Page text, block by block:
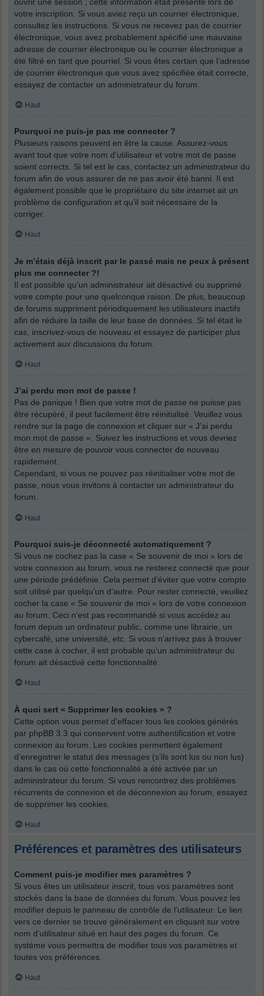
votre inscription. Si vous aviez reçu un courrier électronique,
consultez les instructions. Si vous ne recevez pas de courrier
électronique, vous avez probablement spécifié une mauvaise
adresse de courrier électronique ou le courrier électronique a
été filtré en tant que pourriel. Si vous êtes certain que l’adresse
de courrier électronique que vous avez spécifiée était correcte,
essayez de contacter un administrateur du forum.
Haut
Pourquoi ne puis-je pas me connecter ?
Plusieurs raisons peuvent en être la cause. Assurez-vous
avant tout que votre nom d’utilisateur et votre mot de passe
soient corrects. Si tel est le cas, contactez un administrateur du
forum afin de vous assurer de ne pas avoir été banni. Il est
également possible que le propriétaire du site internet ait un
problème de configuration et qu’il soit nécessaire de la
corriger.
Haut
Je m’étais déjà inscrit par le passé mais ne peux à présent
plus me connecter ?!
Il est possible qu’un administrateur ait désactivé ou supprimé
votre compte pour une quelconque raison. De plus, beaucoup
de forums suppriment périodiquement les utilisateurs inactifs
afin de réduire la taille de leur base de données. Si tel était le
cas, inscrivez-vous de nouveau et essayez de participer plus
activement aux discussions du forum.
Haut
J’ai perdu mon mot de passe !
Pas de panique ! Bien que votre mot de passe ne puisse pas
être récupéré, il peut facilement être réinitialisé. Veuillez vous
rendre sur la page de connexion et cliquer sur « J’ai perdu
mon mot de passe ». Suivez les instructions et vous devriez
être en mesure de pouvoir vous connecter de nouveau
rapidement.
Cependant, si vous ne pouvez pas réinitialiser votre mot de
passe, nous vous invitons à contacter un administrateur du
forum.
Haut
Pourquoi suis-je déconnecté automatiquement ?
Si vous ne cochez pas la case « Se souvenir de moi » lors de
votre connexion au forum, vous ne resterez connecté que pour
une période prédéfinie. Cela permet d’éviter que votre compte
soit utilisé par quelqu’un d’autre. Pour rester connecté, veuillez
cocher la case « Se souvenir de moi » lors de votre connexion
au forum. Ceci n’est pas recommandé si vous accédez au
forum depuis un ordinateur public, comme une librairie, un
cybercafé, une université, etc. Si vous n’arrivez pas à trouver
cette case à cocher, il est probable qu’un administrateur du
forum ait désactivé cette fonctionnalité.
Haut
À quoi sert « Supprimer les cookies » ?
Cette option vous permet d’effacer tous les cookies générés
par phpBB 3.3 qui conservent votre authentification et votre
connexion au forum. Les cookies permettent également
d’enregistrer le statut des messages (s’ils sont lus ou non lus)
dans le cas où cette fonctionnalité a été activée par un
administrateur du forum. Si vous rencontrez des problèmes
récurrents de connexion et de déconnexion au forum, essayez
de supprimer les cookies.
Haut
Préférences et paramètres des utilisateurs
Comment puis-je modifier mes paramètres ?
Si vous êtes un utilisateur inscrit, tous vos paramètres sont
stockés dans la base de données du forum. Vous pouvez les
modifier depuis le panneau de contrôle de l’utilisateur. Le lien
vers ce dernier se trouve généralement en cliquant sur votre
nom d’utilisateur situé en haut des pages du forum. Ce
système vous permettra de modifier tous vos paramètres et
toutes vos préférences.
Haut